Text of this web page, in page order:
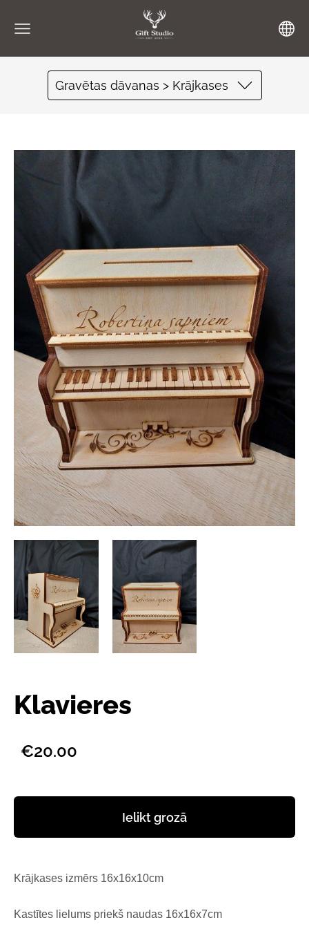
Gravētas dāvanas > Krājkases
Klavieres
€20.00
Ielikt grozā
Krājkases izmērs 16x16x10cm
Kastītes lielums priekš naudas 16x16x7cm